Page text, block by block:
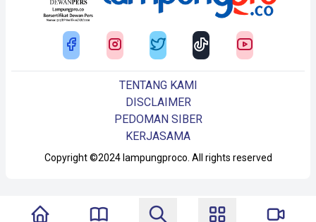
Copyright ©2024 lampungproco. All rights reserved
TENTANG KAMI
DISCLAIMER
PEDOMAN SIBER
KERJASAMA